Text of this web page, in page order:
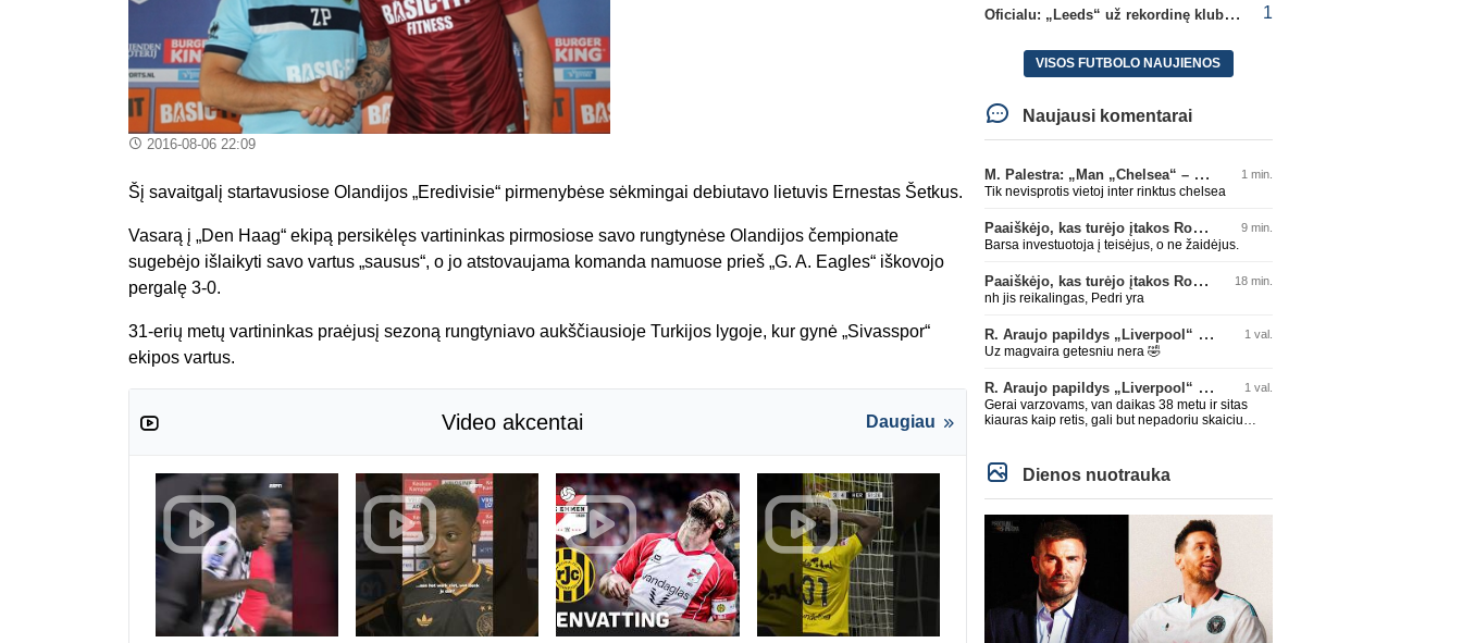
2016-08-06 22:09
Šį savaitgalį startavusiose Olandijos „Eredivisie“ pirmenybėse sėkmingai debiutavo lietuvis Ernestas Šetkus.
Vasarą į „Den Haag“ ekipą persikėlęs vartininkas pirmosiose savo rungtynėse Olandijos čempionate
sugebėjo išlaikyti savo vartus „sausus“, o jo atstovaujama komanda namuose prieš „G. A. Eagles“ iškovojo
pergalę 3-0.
31-erių metų vartininkas praėjusį sezoną rungtyniavo aukščiausioje Turkijos lygoje, kur gynė „Sivasspor“
ekipos vartus.
Video akcentai Daugiau
Oficialu: „Leeds“ už rekordinę klubui sumą įsigijo Anglijos rinktinės vartininką 1
VISOS FUTBOLO NAUJIENOS
Naujausi komentarai
M. Palestra: „Man „Chelsea“ – vienas didžiausių klubų futbole“ 1 min.
Tik nevisprotis vietoj inter rinktus chelsea
Paaiškėjo, kas turėjo įtakos Rodri sprendimui pasirinkti Barselonos pusę 9 min.
Barsa investuotoja į teisėjus, o ne žaidėjus.
Paaiškėjo, kas turėjo įtakos Rodri sprendimui pasirinkti Barselonos pusę 18 min.
nh jis reikalingas, Pedri yra
R. Araujo papildys „Liverpool“ klubą 1 val.
Uz magvaira getesniu nera 🤣
R. Araujo papildys „Liverpool“ klubą 1 val.
Gerai varzovams, van daikas 38 metu ir sitas
kiauras kaip retis, gali but nepadoriu skaiciu
Dienos nuotrauka